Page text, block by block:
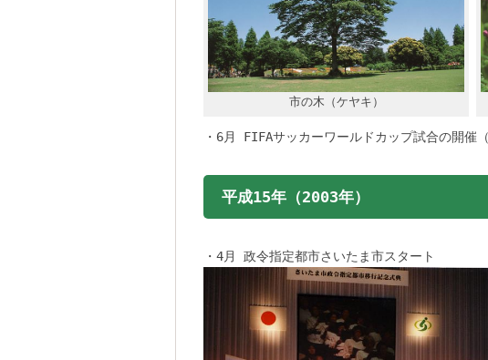
市の木（ケヤキ）
・6月 FIFAサッカーワールドカップ試合の開催
平成15年（2003年）
・4月 政令指定都市さいたま市スタート